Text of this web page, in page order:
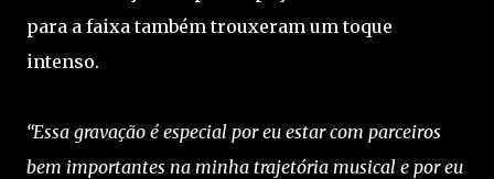
para a faixa também trouxeram um toque
intenso.
“Essa gravação é especial por eu estar com parceiros
bem importantes na minha trajetória musical e por eu